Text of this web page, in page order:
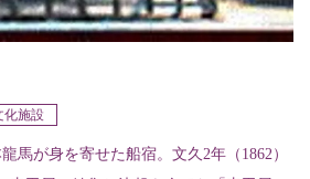
化施設
馬が身を寄せた船宿。文久2年（1862）